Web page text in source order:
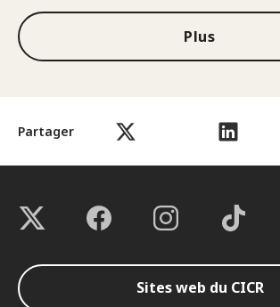
Partager
Plus
Sites web du CICR